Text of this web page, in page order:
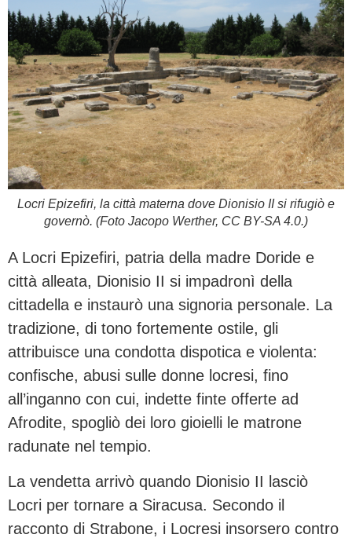
Locri Epizefiri, la città materna dove Dionisio II si rifugiò e
governò. (Foto Jacopo Werther, CC BY-SA 4.0.)
A Locri Epizefiri, patria della madre Doride e
città alleata, Dionisio II si impadronì della
cittadella e instaurò una signoria personale. La
tradizione, di tono fortemente ostile, gli
attribuisce una condotta dispotica e violenta:
confische, abusi sulle donne locresi, fino
all’inganno con cui, indette finte offerte ad
Afrodite, spogliò dei loro gioielli le matrone
radunate nel tempio.
La vendetta arrivò quando Dionisio II lasciò
Locri per tornare a Siracusa. Secondo il
racconto di Strabone, i Locresi insorsero contro